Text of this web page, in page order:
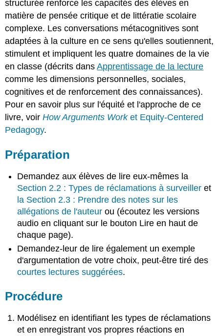
structurée renforce les capacités des élèves en
matière de pensée critique et de littératie scolaire
complexe. Les conversations métacognitives sont
adaptées à la culture en ce sens qu'elles soutiennent,
stimulent et impliquent les quatre domaines de la vie
en classe (décrits dansApprentissage de la lecture
comme les dimensions personnelles, sociales,
cognitives et de renforcement des connaissances).
Pour en savoir plus sur l'équité et l'approche de ce
livre, voirHow Arguments Worket Equity-Centered
Pedagogy.
Préparation
Demandez aux élèves de lire eux-mêmes la
Section 2.2 : Types de réclamations à surveiller et
la Section 2.3 : Prendre des notes sur les
allégations de l'auteur ou (écoutez les versions
audio en cliquant sur le bouton Lire en haut de
chaque page).
Demandez-leur de lire également un exemple
d'argumentation de votre choix, peut-être tiré des
courtes lectures suggérées.
Procédure
Modélisez en identifiant les types de réclamations
et en enregistrant vos propres réactions en